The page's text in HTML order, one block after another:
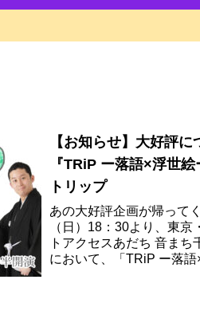
【お知らせ】大好評に
『TRiP ー落語×浮世
トリップ
あの大好評企画が帰って
（日）18：30より、東
トアクセスあだち 音ま
において、「TRiP ー落